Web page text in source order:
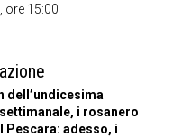
ore 15:00
dell’undicesima
i rosanero
Pescara: adesso, i